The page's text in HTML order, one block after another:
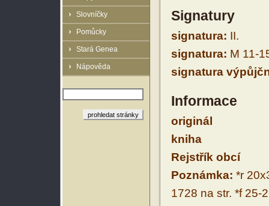
Slovníčky
Pomůcky
Stará Genea
Nápověda
Signatury
signatura: II.
signatura: M 11-
signatura
Informace
originál
kniha
Rejstřík obcí
Poznámka: *r
1728 na str. *f 25-